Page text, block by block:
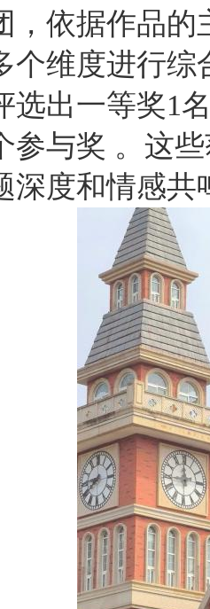
，依据作品
个维度进行
选出一等奖1
参与奖 。这
深度和情感